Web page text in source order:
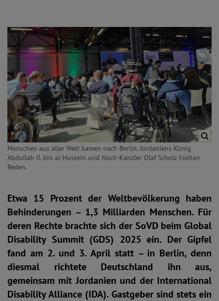
Menschen aus aller Welt kamen nach Berlin. Jordaniens König
Abdullah II. bin al-Hussein und Noch-Kanzler Olaf Scholz hielten
Reden.
Etwa 15 Prozent der Weltbevölkerung haben
Behinderungen – 1,3 Milliarden Menschen. Für
deren Rechte brachte sich der SoVD beim Global
Disability Summit (GDS) 2025 ein. Der Gipfel
fand am 2. und 3. April statt – in Berlin, denn
diesmal richtete Deutschland ihn aus,
gemeinsam mit Jordanien und der International
Disability Alliance (IDA). Gastgeber sind stets ein